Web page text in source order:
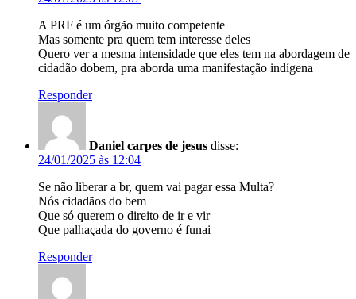
A PRF é um órgão muito competente
Mas somente pra quem tem interesse deles
Quero ver a mesma intensidade que eles tem na abordagem de
cidadão dobem, pra aborda uma manifestação indígena
Responder
Daniel carpes de jesus disse:
24/01/2025 às 12:04
Se não liberar a br, quem vai pagar essa Multa?
Nós cidadãos do bem
Que só querem o direito de ir e vir
Que palhaçada do governo é funai
Responder